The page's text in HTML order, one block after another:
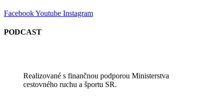
FacebookYoutube Instagram
PODCAST
Realizované s finančnou podporou Ministerstva
cestovného ruchu a športu SR.